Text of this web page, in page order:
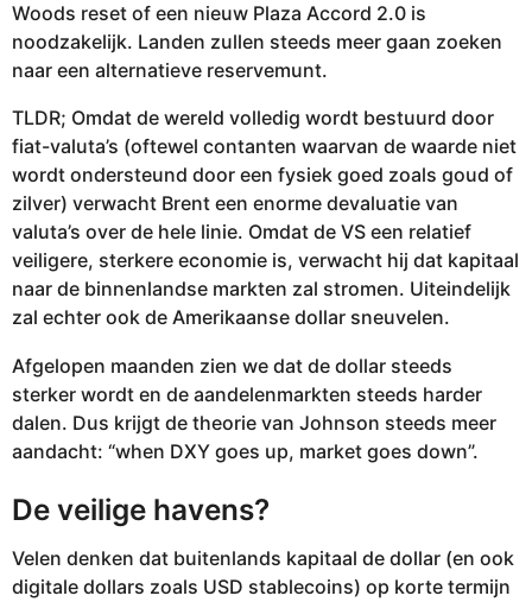
Woods reset of een nieuw Plaza Accord 2.0 is
noodzakelijk. Landen zullen steeds meer gaan zoeken
naar een alternatieve reservemunt.
TLDR; Omdat de wereld volledig wordt bestuurd door
fiat-valuta’s (oftewel contanten waarvan de waarde niet
wordt ondersteund door een fysiek goed zoals goud of
zilver) verwacht Brent een enorme devaluatie van
valuta’s over de hele linie. Omdat de VS een relatief
veiligere, sterkere economie is, verwacht hij dat kapitaal
naar de binnenlandse markten zal stromen. Uiteindelijk
zal echter ook de Amerikaanse dollar sneuvelen.
Afgelopen maanden zien we dat de dollar steeds
sterker wordt en de aandelenmarkten steeds harder
dalen. Dus krijgt de theorie van Johnson steeds meer
aandacht: “when DXY goes up, market goes down”.
De veilige havens?
Velen denken dat buitenlands kapitaal de dollar (en ook
digitale dollars zoals USD stablecoins) op korte termijn